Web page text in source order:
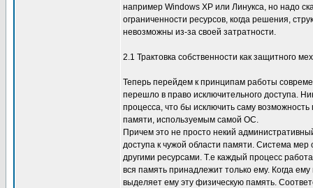
например Windows ХР или Линукса, но надо
ограниченности ресурсов, когда решения,
невозможны из-за своей затратности.
2.1 Трактовка собственности как защитного
Теперь перейдем к принципам работы
перешло в право исключительного доступа.
процесса, что бы исключить саму
памяти, используемым самой ОС.
Причем это не просто некий
доступа к чужой области памяти. Система мер
другими ресурсами. Т.е каждый процесс
вся память принадлежит только ему. Когда
выделяет ему эту физическую память.